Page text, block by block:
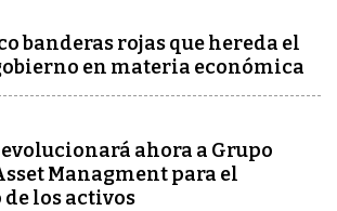
banderas rojas que hereda el
en materia económica
ahora a Grupo
Managment para el
los activos